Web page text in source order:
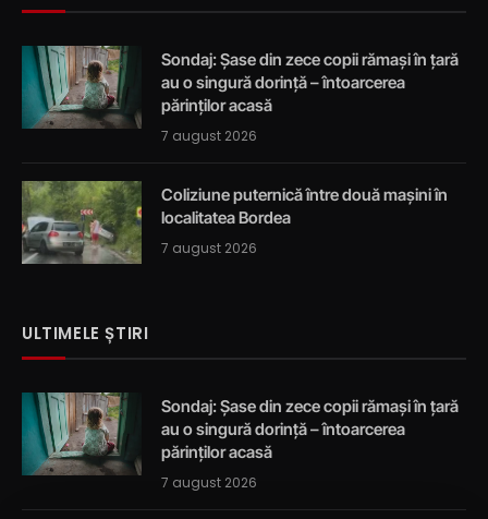
Sondaj: Șase din zece copii rămași în țară
au o singură dorință – întoarcerea
părinților acasă
7 august 2026
Coliziune puternică între două mașini în
localitatea Bordea
7 august 2026
ULTIMELE ȘTIRI
Sondaj: Șase din zece copii rămași în țară
au o singură dorință – întoarcerea
părinților acasă
7 august 2026